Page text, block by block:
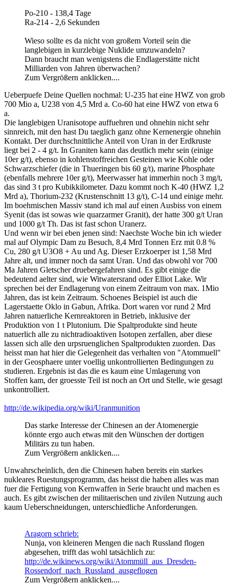
Po-210 - 138,4 Tage
Ra-214 - 2,6 Sekunden
Wieso sollte es da nicht von großem Vorteil sein die
langlebigen in kurzlebige Nuklide umzuwandeln?
Dann braucht man wenigstens die Endlagerstätte nicht
Milliarden von Jahren überwachen?
Zum Vergrößern anklicken....
Ueberpuefe Deine Quellen nochmal: U-235 hat eine HWZ von grob
700 Mio a, U238 von 4,5 Mrd a. Co-60 hat eine HWZ von etwa 6
a.
Die langlebigen Uranisotope auffuehren und ohnehin nicht sehr
sinnreich, mit den hast Du taeglich ganz ohne Kernenergie ohnehin
Kontakt. Der durchschnittliche Anteil von Uran in der Erdkruste
liegt bei 2 - 4 g/t. In Graniten kann das deutlich mehr sein (einige
10er g/t), ebenso in kohlenstoffreichen Gesteinen wie Kohle oder
Schwarzschiefer (die in Thueringen bis 60 g/t), marine Phosphate
(ebenfalls mehrere 10er g/t), Meerwasser hat immerhin noch 3 mg/t,
das sind 3 t pro Kubikkilometer. Dazu kommt noch K-40 (HWZ 1,2
Mrd a), Thorium-232 (Krustenschnitt 13 g/t), C-14 und einige mehr.
Im boehmischen Massiv stand ich mal auf einen Ausbiss von einem
Syenit (das ist sowas wie quarzarmer Granit), der hatte 300 g/t Uran
und 1000 g/t Th. Das ist fast schon Uranerz.
Und wenn wir bei eben jenen sind: Naechste Woche bin ich wieder
mal auf Olympic Dam zu Besuch, 8,4 Mrd Tonnen Erz mit 0.8 %
Cu, 280 g/t U3O8 + Au und Ag. Dieser Erzkoerper ist 1,58 Mrd
Jahre alt, und immer noch da samt Uran. Und das obwohl vor 700
Ma Jahren Gletscher druebergefahren sind. Es gibt einige die
bedeutend aelter sind, wie Witwatersrand oder Elliot Lake. Wir
sprechen bei der Endlagerung von einem Zeitraum von max. 1Mio
Jahren, das ist kein Zeitraum. Schoenes Beispiel ist auch die
Lagerstaette Oklo in Gabun, Afrika. Dort waren vor rund 2 Mrd
Jahren natuerliche Kernreaktoren in Betrieb, inklusive der
Produktion von 1 t Plutonium. Die Spaltprodukte sind heute
natuerlich alle zu nichtradioaktiven Isotopen zerfallen, aber diese
lassen sich alle den urpsruenglichen Spaltprodukten zuorden. Das
heisst man hat hier die Gelegenheit das verhalten von "Atommuell"
in der Geosphaere unter voellig unkontrollierten Bedingungen zu
studieren. Ergebnis ist das die es kaum eine Umlagerung von
Stoffen kam, der groesste Teil ist noch an Ort und Stelle, wie gesagt
unkontrolliert.
http://de.wikipedia.org/wiki/Uranmunition
Das starke Interesse der Chinesen an der Atomenergie
könnte ergo auch etwas mit den Wünschen der dortigen
Militärs zu tun haben.
Zum Vergrößern anklicken....
Unwahrscheinlich, den die Chinesen haben bereits ein starkes
nukleares Ruestungsprogramm, das heisst die haben alles was man
fuer die Fertigung von Kernwaffen in Serie braucht und machen es
auch. Es gibt zwischen der militaerischen und zivilen Nutzung auch
kaum Ueberschneidungen, unterschiedliche Anforderungen.
Aragorn schrieb:
Nunja, von kleineren Mengen die nach Russland flogen
abgesehen, trifft das wohl tatsächlich zu:
http://de.wikinews.org/wiki/Atommüll_aus_Dresden-
Rossendorf_nach_Russland_ausgeflogen
Zum Vergrößern anklicken....